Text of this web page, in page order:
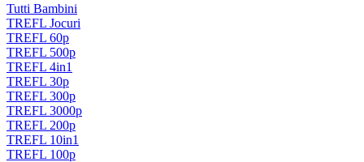
Tutti Bambini
TREFL Jocuri
TREFL 60p
TREFL 500p
TREFL 4in1
TREFL 30p
TREFL 300p
TREFL 3000p
TREFL 200p
TREFL 10in1
TREFL 100p